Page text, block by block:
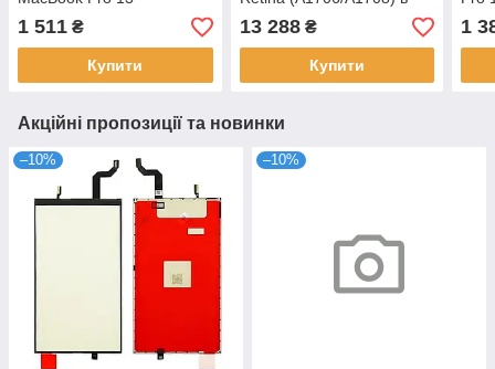
1 511 ₴
Купити
Original
13 288₴
Купити
1
Акційні пропозиції та новинки
–10% –10%